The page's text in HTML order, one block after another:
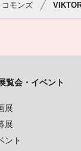
モンズ
覧会・イベント
展
展
ント